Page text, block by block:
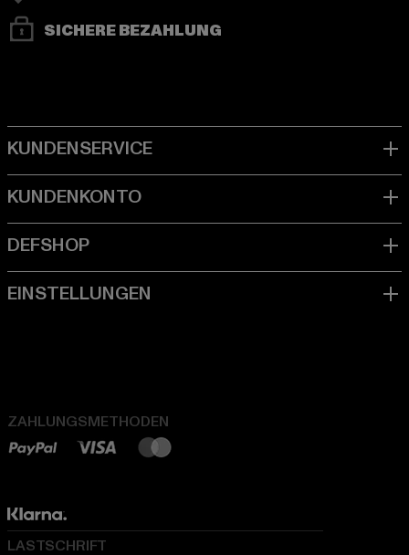
SICHERE BEZAHLUNG
ZAHLUNGSMETHODEN
LASTSCHRIFT